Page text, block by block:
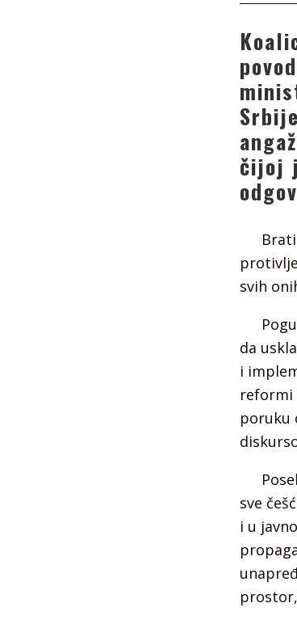
čijoj
svih
da
i
reformi
poruku
sve
i u